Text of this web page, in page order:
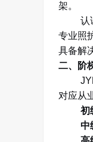
架。
认
专业照
具备解
二、阶
对应从
初
中